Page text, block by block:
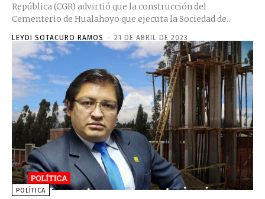
República (CGR) advirtió que la construcción del
Cementerio de Hualahoyo que ejecuta la Sociedad de...
LEYDI SOTACURO RAMOS - 21 DE ABRIL DE 2023
POLÍTICA